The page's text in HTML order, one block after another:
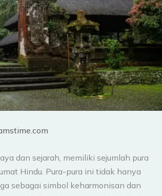
dan sejarah, memiliki sejumlah pura
Hindu. Pura-pura ini tidak hanya
sebagai simbol keharmonisan dan